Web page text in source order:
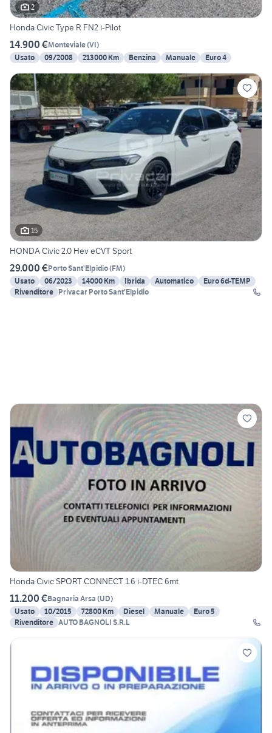
2
Honda Civic Type R FN2 i-Pilot
14.900 €Monteviale(VI)
Usato
09/2008 213000 Km Benzina Manuale Euro 4
15
HONDA Civic 2.0 Hev eCVT Sport
29.000 €Porto Sant'Elpidio(FM)
Usato
06/2023 14000 Km Ibrida Automatico
Euro 6d-TEMP
Rivenditore Privacar Porto Sant'Elpidio
Honda Civic SPORT CONNECT 1.6 i-DTEC 6mt
11.200 €Bagnaria Arsa (UD)
Usato
10/2015 72800 Km Diesel Manuale
Euro 5
Rivenditore AUTO BAGNOLI S.R.L